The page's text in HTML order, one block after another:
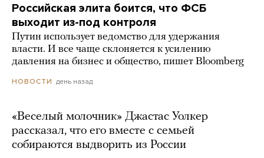
Российская элита боится, что ФСБ
выходит из-под контроля
Путин использует ведомство для удержания
власти. И все чаще склоняется к усилению
давления на бизнес и общество, пишет Bloomberg
НОВОСТИ день назад
«Веселый молочник» Джастас Уолкер
рассказал, что его вместе с семьей
собираются выдворить из России